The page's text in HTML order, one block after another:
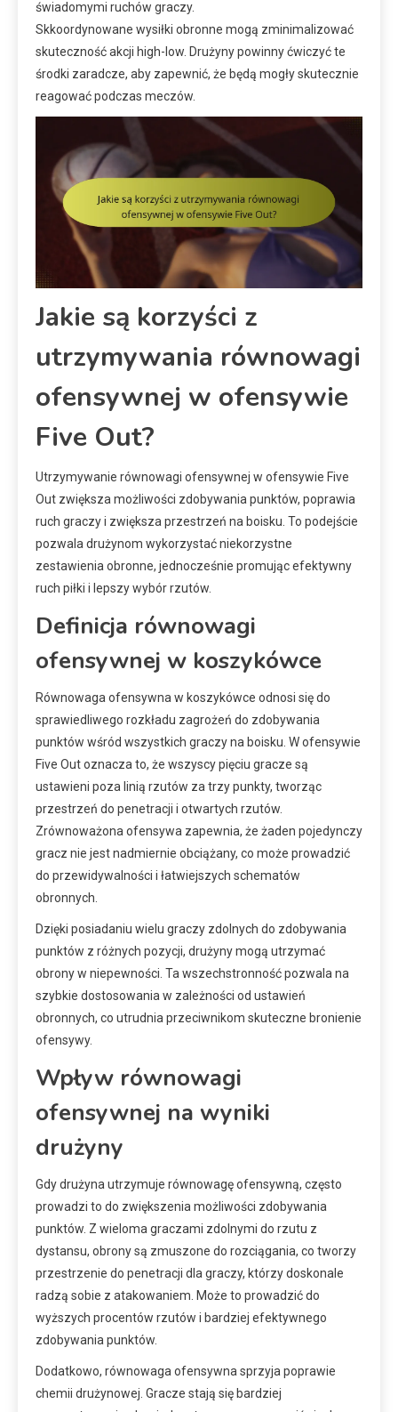
świadomymi ruchów graczy.
Skkoordynowane wysiłki obronne mogą zminimalizować
skuteczność akcji high-low. Drużyny powinny ćwiczyć te
środki zaradcze, aby zapewnić, że będą mogły skutecznie
reagować podczas meczów.
Jakie są korzyści z
utrzymywania równowagi
ofensywnej w ofensywie
Five Out?
Utrzymywanie równowagi ofensywnej w ofensywie Five
Out zwiększa możliwości zdobywania punktów, poprawia
ruch graczy i zwiększa przestrzeń na boisku. To podejście
pozwala drużynom wykorzystać niekorzystne
zestawienia obronne, jednocześnie promując efektywny
ruch piłki i lepszy wybór rzutów.
Definicja równowagi
ofensywnej w koszykówce
Równowaga ofensywna w koszykówce odnosi się do
sprawiedliwego rozkładu zagrożeń do zdobywania
punktów wśród wszystkich graczy na boisku. W ofensywie
Five Out oznacza to, że wszyscy pięciu gracze są
ustawieni poza linią rzutów za trzy punkty, tworząc
przestrzeń do penetracji i otwartych rzutów.
Zrównoważona ofensywa zapewnia, że żaden pojedynczy
gracz nie jest nadmiernie obciążany, co może prowadzić
do przewidywalności i łatwiejszych schematów
obronnych.
Dzięki posiadaniu wielu graczy zdolnych do zdobywania
punktów z różnych pozycji, drużyny mogą utrzymać
obrony w niepewności. Ta wszechstronność pozwala na
szybkie dostosowania w zależności od ustawień
obronnych, co utrudnia przeciwnikom skuteczne bronienie
ofensywy.
Wpływ równowagi
ofensywnej na wyniki
drużyny
Gdy drużyna utrzymuje równowagę ofensywną, często
prowadzi to do zwiększenia możliwości zdobywania
punktów. Z wieloma graczami zdolnymi do rzutu z
dystansu, obrony są zmuszone do rozciągania, co tworzy
przestrzenie do penetracji dla graczy, którzy doskonale
radzą sobie z atakowaniem. Może to prowadzić do
wyższych procentów rzutów i bardziej efektywnego
zdobywania punktów.
Dodatkowo, równowaga ofensywna sprzyja poprawie
chemii drużynowej. Gracze stają się bardziej